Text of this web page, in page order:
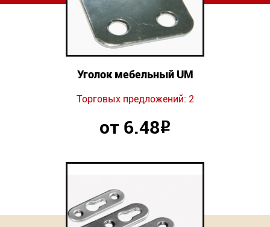
Уголок мебельный UM
Торговых предложений: 2
от 6.48Р